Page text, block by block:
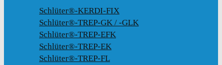
Schlüter®-KERDI-FIX
Schlüter®-TREP-GK / -GLK
Schlüter®-TREP-EFK
Schlüter®-TREP-EK
Schlüter®-TREP-FL